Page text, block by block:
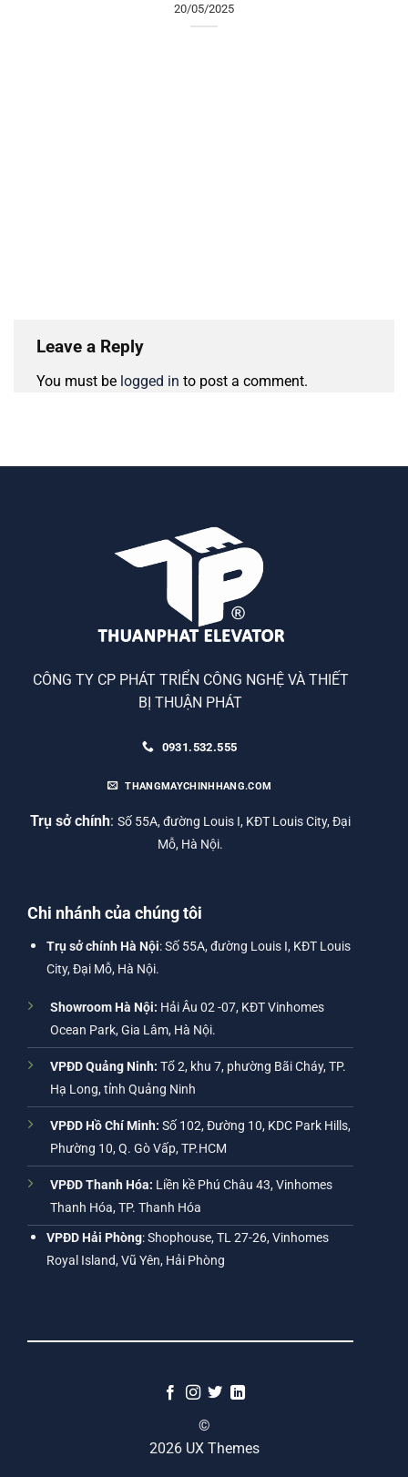
20/05/2025
Leave a Reply
You must be logged in to post a comment.
CÔNG TY CP PHÁT TRIỂN CÔNG NGHỆ VÀ THIẾT
BỊ THUẬN PHÁT
0931.532.555
THANGMAYCHINHHANG.COM
Trụ sở chính: Số 55A, đường Louis I, KĐT Louis City, Đại
Mỗ, Hà Nội.
Chi nhánh của chúng tôi
Trụ sở chính Hà Nội: Số 55A, đường Louis I, KĐT Louis
City, Đại Mỗ, Hà Nội.
Showroom Hà Nội: Hải Âu 02 -07, KĐT Vinhomes
Ocean Park, Gia Lâm, Hà Nội.
VPĐD Quảng Ninh: Tổ 2, khu 7, phường Bãi Cháy, TP.
Hạ Long, tỉnh Quảng Ninh
VPĐD Hồ Chí Minh: Số 102, Đường 10, KDC Park Hills,
Phường 10, Q. Gò Vấp, TP.HCM
VPĐD Thanh Hóa: Liền kề Phú Châu 43, Vinhomes
Thanh Hóa, TP. Thanh Hóa
VPĐD Hải Phòng: Shophouse, TL 27-26, Vinhomes
Royal Island, Vũ Yên, Hải Phòng
©
2026 UX Themes